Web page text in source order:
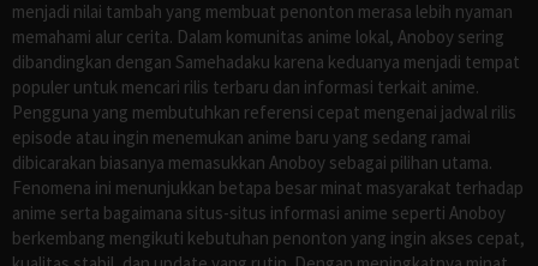
menjadi nilai tambah yang membuat penonton merasa lebih nyaman
memahami alur cerita. Dalam komunitas anime lokal, Anoboy sering
dibandingkan dengan Samehadaku karena keduanya menjadi tempat
populer untuk mencari rilis terbaru dan informasi terkait anime.
Pengguna yang membutuhkan referensi cepat mengenai jadwal rilis
episode atau ingin menemukan anime baru yang sedang ramai
dibicarakan biasanya memasukkan Anoboy sebagai pilihan utama.
Fenomena ini menunjukkan betapa besar minat masyarakat terhadap
anime serta bagaimana situs-situs informasi anime seperti Anoboy
berkembang mengikuti kebutuhan penonton yang ingin akses cepat,